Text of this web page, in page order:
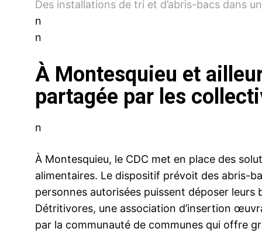
Des installations de tri et d’abris-bacs dans
n
n
À Montesquieu et
partagée par les
n
À Montesquieu, le CDC met en place des
alimentaires. Le dispositif prévoit des abris-
personnes autorisées puissent déposer leurs
Détritivores, une association d’insertion
par la communauté de communes qui offre